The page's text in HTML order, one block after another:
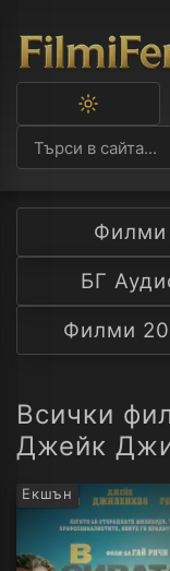
тъмна
тема
Филми
БГ
Филми
Всички
Джейк
Екшън